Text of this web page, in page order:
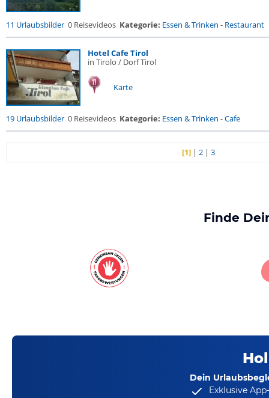
11 Urlaubsbilder 0 Reisevideos Kategorie: Essen & Trinken - Restaurant
Hotel Cafe Tirol
in Tirolo / Dorf Tirol
Karte
19 Urlaubsbilder 0 Reisevideos Kategorie: Essen & Trinken -Cafe
[1] |2 |3
Finde
Dein
Exklusive